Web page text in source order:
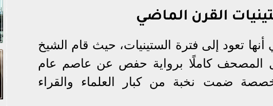
القرن الماضي
تعود إلى فترة الستينيات، حيث قام الشيخ
المصحف كاملًا برواية حفص عن عاصم عام
ضمت نخبة من كبار العلماء والقراء